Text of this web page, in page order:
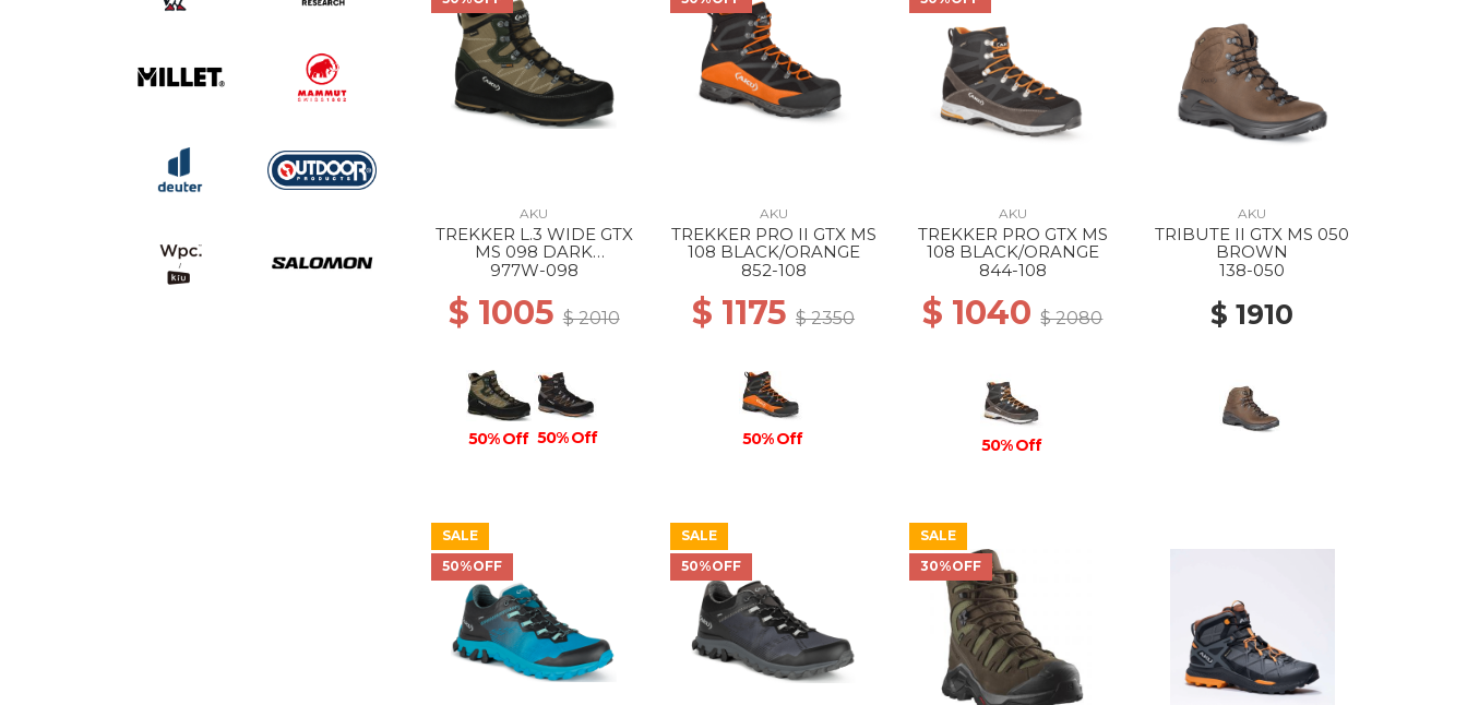
AKU
TREKKER L.3 WIDE GTX
MS 098 DARK
BROWN/ANTHRACITE
977W-098
$ 1005$ 2010
50% Off 50% Off
AKU
TREKKER PRO II GTX MS
108 BLACK/ORANGE
852-108
$ 1175$ 2350
50% Off
AKU
TREKKER PRO GTX MS
108 BLACK/ORANGE
844-108
$ 1040$ 2080
50% Off
AKU
TRIBUTE II GTX MS 050
BROWN
138-050
$ 1910
SALE
50%OFF
SALE
50%OFF
SALE
30%OFF